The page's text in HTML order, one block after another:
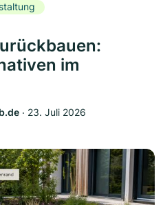
im
‧ 23. Juli 2026